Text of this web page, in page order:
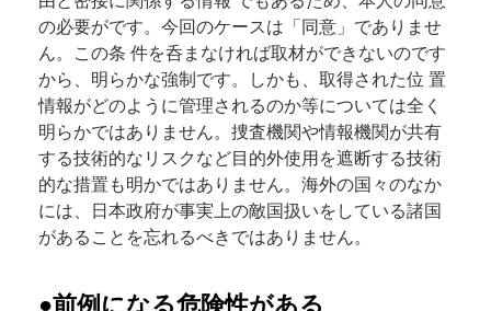
の必要がです。今回のケースは「同意」でありませ
ん。この条 件を呑まなければ取材ができないのです
から、明らかな強制です。しかも、取得された位 置
情報がどのように管理されるのか等については全く
明らかではありません。捜査機関や情報機関が共有
する技術的なリスクなど目的外使用を遮断する技術
的な措置も明かではありません。海外の国々のなか
には、日本政府が事実上の敵国扱いをしている諸国
があることを忘れるべきではありません。
●前例になる危険性がある